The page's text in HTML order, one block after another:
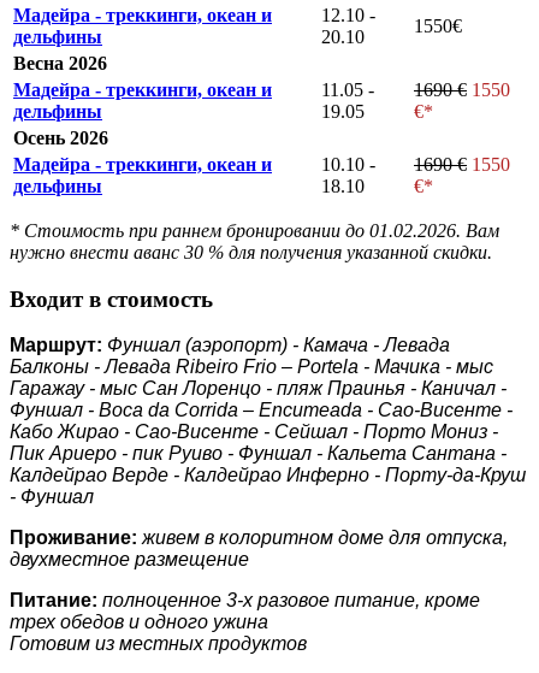
Мадейра - треккинги, океан и
дельфины
12.10 -
20.10
1550€
Весна 2026
Мадейра - треккинги, океан и
дельфины
11.05 -
19.05
1690 € 1550
€*
Осень 2026
Мадейра - треккинги, океан и
дельфины
10.10 -
18.10
1690 € 1550
€*
* Стоимость при раннем бронировании до 01.02.2026. Вам
нужно внести аванс 30 % для получения указанной скидки.
Входит в стоимость
Маршрут: Фуншал (аэропорт) - Камача - Левада
Балконы - Левада Ribeiro Frio – Portela - Мачика - мыс
Гаражау - мыс Сан Лоренцо - пляж Праинья - Каничал -
Фуншал - Boca da Corrida – Encumeada - Сао-Висенте -
Кабо Жирао - Сао-Висенте - Сейшал - Порто Мониз -
Пик Ариеро - пик Руиво - Фуншал - Кальета Сантана -
Калдейрао Верде - Калдейрао Инферно - Порту-да-Круш
- Фуншал
Проживание: живем в колоритном доме для отпуска,
двухместное размещение
Питание: полноценное 3-х разовое питание, кроме
трех обедов и одного ужина
Готовим из местных продуктов